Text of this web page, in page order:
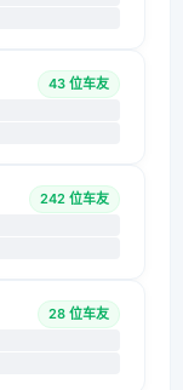
43 位车友
242 位车友
28 位车友